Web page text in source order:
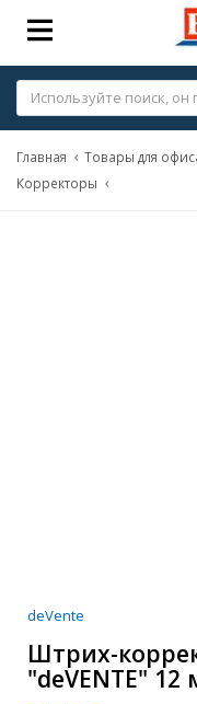
Главная Товары для
Корректоры
deVente
Штрих-
"deVENTE" 12